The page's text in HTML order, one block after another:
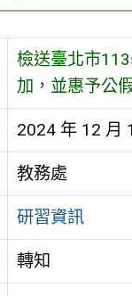
檢送臺北市
加，並惠予公
2024 年 12 月
教務處
研習資訊
轉知